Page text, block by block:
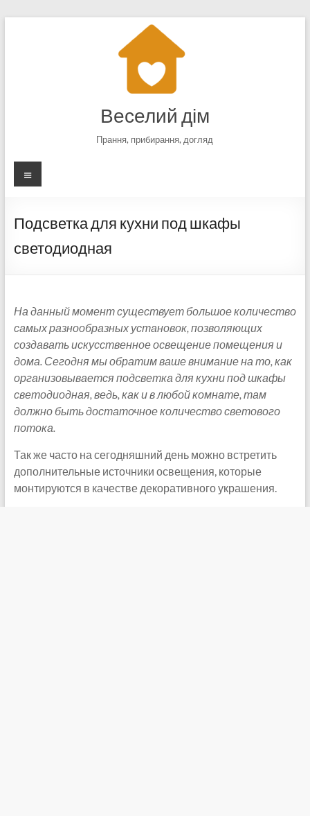
Веселий дім
Прання, прибирання, догляд
Меню
Подсветка для кухни под шкафы
светодиодная
На данный момент существует большое количество
самых разнообразных установок, позволяющих
создавать искусственное освещение помещения и
дома. Сегодня мы обратим ваше внимание на то, как
организовывается подсветка для кухни под шкафы
светодиодная, ведь, как и в любой комнате, там
должно быть достаточное количество светового
потока.
Так же часто на сегодняшний день можно встретить
дополнительные источники освещения, которые
монтируются в качестве декоративного украшения.